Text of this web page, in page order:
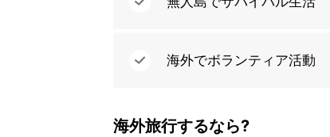
海外でボランティア活動
海外旅行するなら?